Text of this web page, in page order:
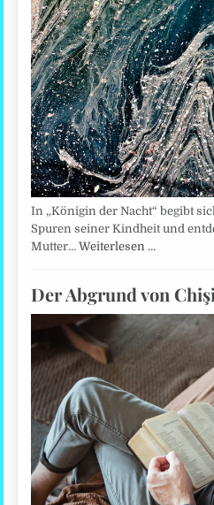
In „Königin der Nacht“ begibt
Spuren seiner Kindheit und
Mutter…Weiterlesen …
Der Abgrund von